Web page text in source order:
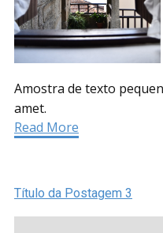
Amostra de texto
amet.
Read More
Título da Postagem 3